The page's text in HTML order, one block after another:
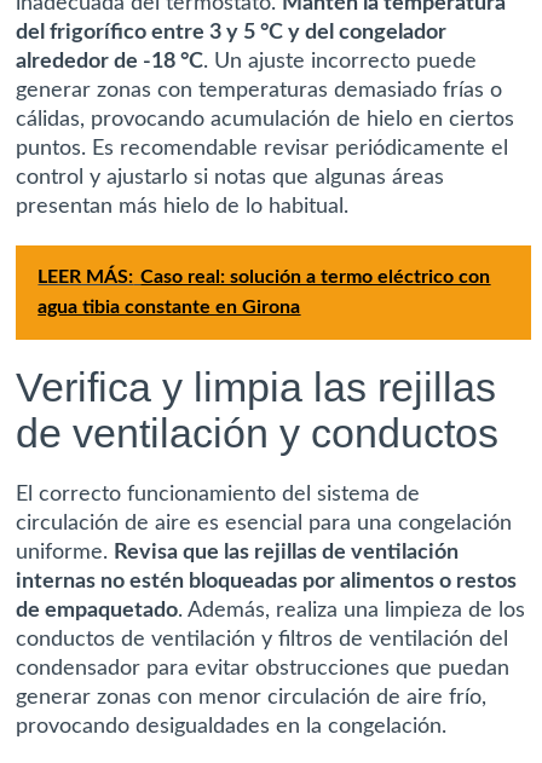
del frigorífico entre 3 y 5 °C y del congelador
alrededor de -18 °C. Un ajuste incorrecto puede
generar zonas con temperaturas demasiado frías o
cálidas, provocando acumulación de hielo en ciertos
puntos. Es recomendable revisar periódicamente el
control y ajustarlo si notas que algunas áreas
presentan más hielo de lo habitual.
LEER MÁS: Caso real: solución a termo eléctrico con
agua tibia constante en Girona
Verifica y limpia las rejillas
de ventilación y conductos
El correcto funcionamiento del sistema de
circulación de aire es esencial para una congelación
uniforme. Revisa que las rejillas de ventilación
internas no estén bloqueadas por alimentos o restos
de empaquetado. Además, realiza una limpieza de los
conductos de ventilación y filtros de ventilación del
condensador para evitar obstrucciones que puedan
generar zonas con menor circulación de aire frío,
provocando desigualdades en la congelación.